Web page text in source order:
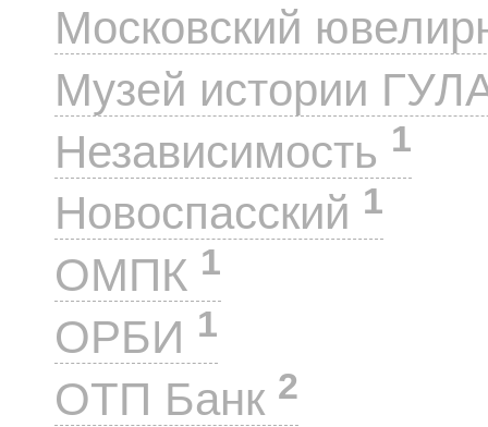
Московский
Музей истории
Независимость 1
Новоспасский 1
ОМПК 1
ОРБИ 1
ОТП Банк 2